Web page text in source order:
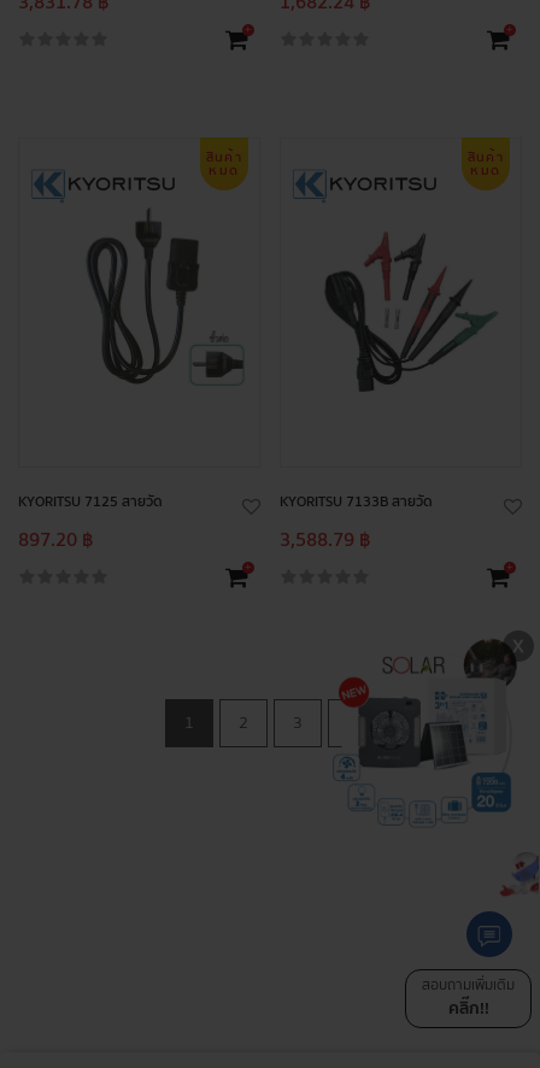
+ +
สินค้า
หมด
KYORITSU 7125 สายวัด
897.20 ฿
+
สินค้า
หมด
KYORITSU 7133B สายวัด
3,588.79 ฿
+
1 2 3
สอบถามเพิ่มเติม
คลิ๊ก!!